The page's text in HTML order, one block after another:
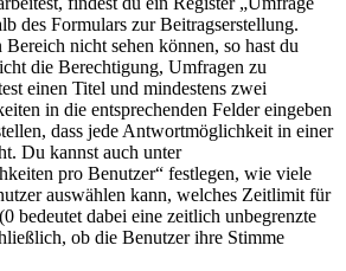
des Formulars zur Beitragserstellung.
Bereich nicht sehen können, so hast du
die Berechtigung, Umfragen zu
einen Titel und mindestens zwei
in die entsprechenden Felder eingeben
dass jede Antwortmöglichkeit in einer
Du kannst auch unter
pro Benutzer“ festlegen, wie viele
auswählen kann, welches Zeitlimit für
bedeutet dabei eine zeitlich unbegrenzte
ob die Benutzer ihre Stimme